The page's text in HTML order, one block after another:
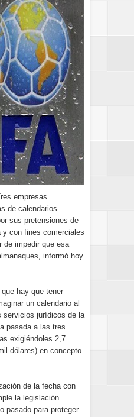
empresas
de calendarios
sus pretensiones de
con fines comerciales
de impedir que esa
informó hoy
hay que tener
un calendario al
servicios jurídicos de la
pasada a las tres
exigiéndoles 2,7
dólares) en concepto
de la fecha con
la legislación
pasado para proteger